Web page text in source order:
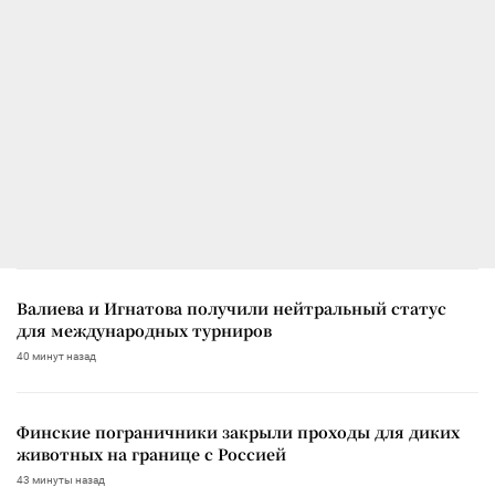
Валиева и Игнатова получили нейтральный статус
для международных турниров
40 минут назад
Финские пограничники закрыли проходы для диких
животных на границе с Россией
43 минуты назад